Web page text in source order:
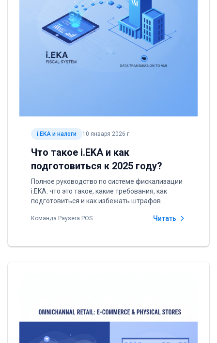
i.EKA и налоги 10 января 2026 г.
Что такое i.EKA и как
подготовиться к 2025 году?
Полное руководство по системе фискализации
i.EKA: что это такое, какие требования, как
подготовиться и как избежать штрафов.
Команда Paysera POS Читать